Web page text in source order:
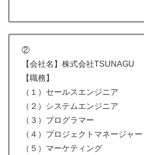
②
【会社名】株式会社TSUNAGU
【職務】
（１）セールスエンジニア
（２）システムエンジニア
（３）プログラマー
（４）プロジェクトマネージャー
（５）マーケティング